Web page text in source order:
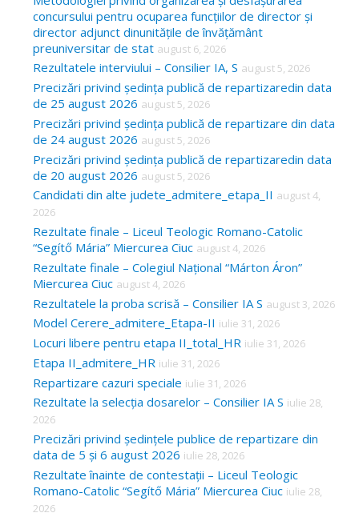
r
concursului pentru ocuparea funcțiilor de director și
director adjunct dinunitățile de învățământ
preuniversitar de stat august 6, 2026
Rezultatele interviului – Consilier IA, S august 5, 2026
Precizări privind ședința publică de repartizaredin data
de 25 august 2026 august 5, 2026
Precizări privind ședința publică de repartizare din data
de 24 august 2026 august 5, 2026
Precizări privind ședința publică de repartizaredin data
de 20 august 2026 august 5, 2026
Candidati din alte judete_admitere_etapa_II august 4,
2026
Rezultate finale – Liceul Teologic Romano-Catolic
“Segítő Mária” Miercurea Ciuc august 4, 2026
Rezultate finale – Colegiul Național “Márton Áron”
Miercurea Ciuc august 4, 2026
Rezultatele la proba scrisă – Consilier IA S august 3, 2026
Model Cerere_admitere_Etapa-II iulie 31, 2026
Locuri libere pentru etapa II_total_HR iulie 31, 2026
Etapa II_admitere_HR iulie 31, 2026
Repartizare cazuri speciale iulie 31, 2026
Rezultate la selecția dosarelor – Consilier IA S iulie 28,
2026
Precizări privind ședințele publice de repartizare din
data de 5 și 6 august 2026 iulie 28, 2026
Rezultate înainte de contestații – Liceul Teologic
Romano-Catolic “Segítő Mária” Miercurea Ciuc iulie 28,
2026